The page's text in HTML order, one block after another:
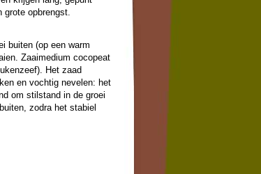
opbrengst.
buiten (op een warm
Zaaimedium cocopeat
Het zaad
en vochtig nevelen: het
om stilstand in de groei
zodra het stabiel